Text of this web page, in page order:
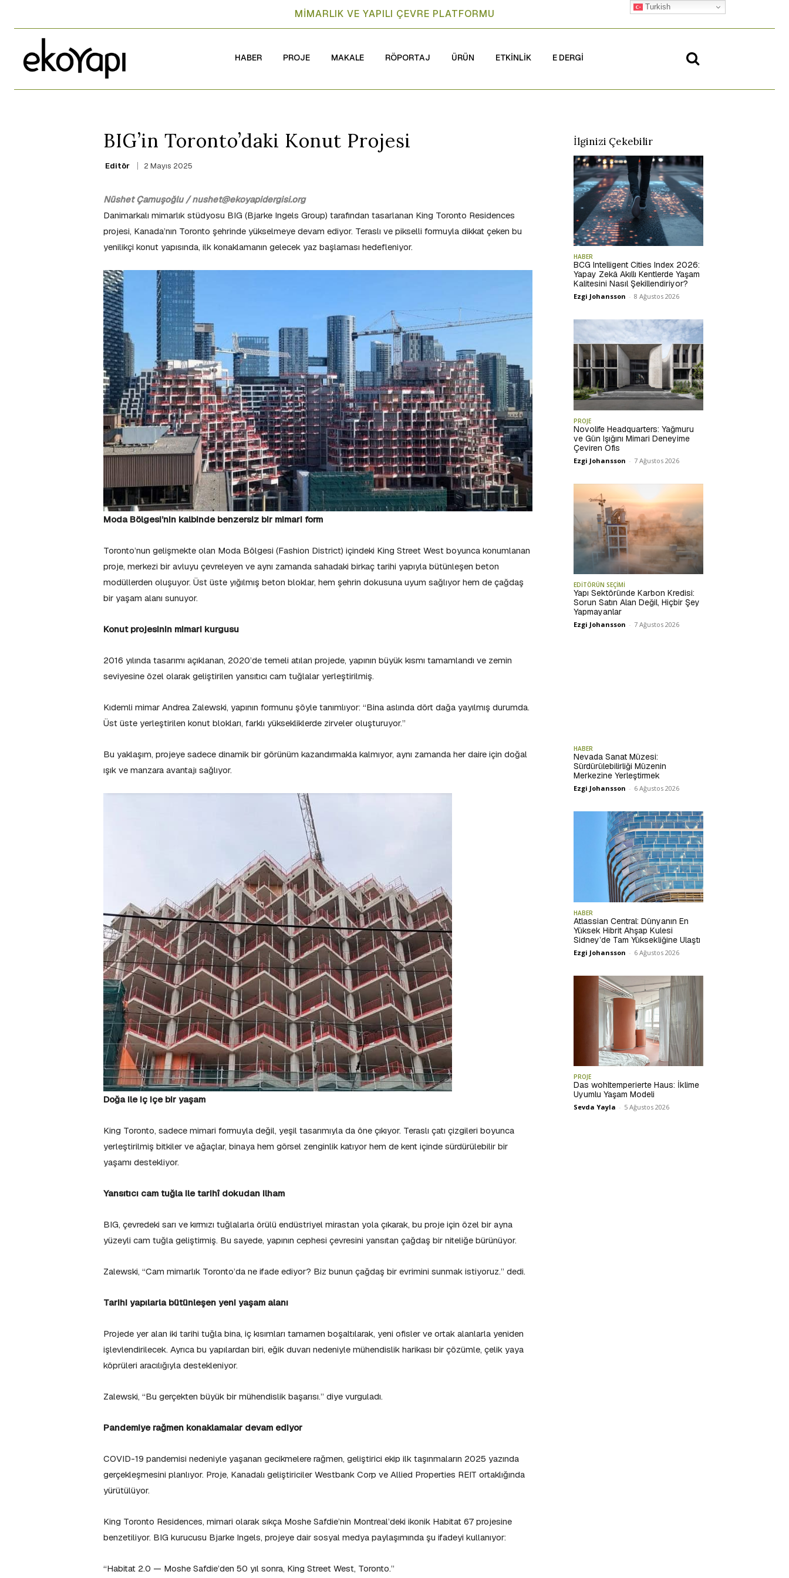
MİMARLIK VE YAPILI ÇEVRE PLATFORMU
HABER PROJE MAKALE RÖPORTAJ ÜRÜN ETKİNLİK E DERGİ
BIG’in Toronto’daki Konut Projesi
Editör 2 Mayıs 2025
Nüshet Çamuşoğlu / nushet@ekoyapidergisi.org
Danimarkalı mimarlık stüdyosu BIG (Bjarke Ingels Group) tarafından tasarlanan King Toronto Residences
projesi, Kanada’nın Toronto şehrinde yükselmeye devam ediyor. Teraslı ve pikselli formuyla dikkat çeken bu
yenilikçi konut yapısında, ilk konaklamanın gelecek yaz başlaması hedefleniyor.
Moda Bölgesi’nin kalbinde benzersiz bir mimari form
Toronto’nun gelişmekte olan Moda Bölgesi (Fashion District) içindeki King Street West boyunca konumlanan
proje, merkezi bir avluyu çevreleyen ve aynı zamanda sahadaki birkaç tarihi yapıyla bütünleşen beton
modüllerden oluşuyor. Üst üste yığılmış beton bloklar, hem şehrin dokusuna uyum sağlıyor hem de çağdaş
bir yaşam alanı sunuyor.
Konut projesinin mimari kurgusu
2016 yılında tasarımı açıklanan, 2020’de temeli atılan projede, yapının büyük kısmı tamamlandı ve zemin
seviyesine özel olarak geliştirilen yansıtıcı cam tuğlalar yerleştirilmiş.
Kıdemli mimar Andrea Zalewski, yapının formunu şöyle tanımlıyor: “Bina aslında dört dağa yayılmış durumda.
Üst üste yerleştirilen konut blokları, farklı yüksekliklerde zirveler oluşturuyor.”
Bu yaklaşım, projeye sadece dinamik bir görünüm kazandırmakla kalmıyor, aynı zamanda her daire için doğal
ışık ve manzara avantajı sağlıyor.
Doğa ile iç içe bir yaşam
King Toronto, sadece mimari formuyla değil, yeşil tasarımıyla da öne çıkıyor. Teraslı çatı çizgileri boyunca
yerleştirilmiş bitkiler ve ağaçlar, binaya hem görsel zenginlik katıyor hem de kent içinde sürdürülebilir bir
yaşamı destekliyor.
Yansıtıcı cam tuğla ile tarihî dokudan ilham
BIG, çevredeki sarı ve kırmızı tuğlalarla örülü endüstriyel mirastan yola çıkarak, bu proje için özel bir ayna
yüzeyli cam tuğla geliştirmiş. Bu sayede, yapının cephesi çevresini yansıtan çağdaş bir niteliğe bürünüyor.
Zalewski, “Cam mimarlık Toronto’da ne ifade ediyor? Biz bunun çağdaş bir evrimini sunmak istiyoruz.” dedi.
Tarihi yapılarla bütünleşen yeni yaşam alanı
Projede yer alan iki tarihi tuğla bina, iç kısımları tamamen boşaltılarak, yeni ofisler ve ortak alanlarla yeniden
işlevlendirilecek. Ayrıca bu yapılardan biri, eğik duvarı nedeniyle mühendislik harikası bir çözümle, çelik yaya
köprüleri aracılığıyla destekleniyor.
Zalewski, “Bu gerçekten büyük bir mühendislik başarısı.” diye vurguladı.
Pandemiye rağmen konaklamalar devam ediyor
COVID-19 pandemisi nedeniyle yaşanan gecikmelere rağmen, geliştirici ekip ilk taşınmaların 2025 yazında
gerçekleşmesini planlıyor. Proje, Kanadalı geliştiriciler Westbank Corp ve Allied Properties REIT ortaklığında
yürütülüyor.
King Toronto Residences, mimari olarak sıkça Moshe Safdie’nin Montreal’deki ikonik Habitat 67 projesine
benzetiliyor. BIG kurucusu Bjarke Ingels, projeye dair sosyal medya paylaşımında şu ifadeyi kullanıyor:
“Habitat 2.0 — Moshe Safdie’den 50 yıl sonra, King Street West, Toronto.”
İlginizi Çekebilir
HABER
BCG Intelligent Cities Index 2026:
Yapay Zekâ Akıllı Kentlerde Yaşam
Kalitesini Nasıl Şekillendiriyor?
Ezgi Johansson - 8 Ağustos 2026
PROJE
Novolife Headquarters: Yağmuru
ve Gün Işığını Mimari Deneyime
Çeviren Ofis
Ezgi Johansson - 7 Ağustos 2026
EDİTÖRÜN SEÇİMİ
Yapı Sektöründe Karbon Kredisi:
Sorun Satın Alan Değil, Hiçbir Şey
Yapmayanlar
Ezgi Johansson - 7 Ağustos 2026
HABER
Nevada Sanat Müzesi:
Sürdürülebilirliği Müzenin
Merkezine Yerleştirmek
Ezgi Johansson - 6 Ağustos 2026
HABER
Atlassian Central: Dünyanın En
Yüksek Hibrit Ahşap Kulesi
Sidney’de Tam Yüksekliğine Ulaştı
Ezgi Johansson - 6 Ağustos 2026
PROJE
Das wohltemperierte Haus: İklime
Uyumlu Yaşam Modeli
Sevda Yayla - 5 Ağustos 2026
Turkish